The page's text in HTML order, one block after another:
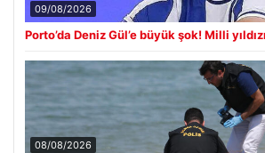
09/08/2026
Porto’da Deniz Gül’e büyük şok! Milli
08/08/2026